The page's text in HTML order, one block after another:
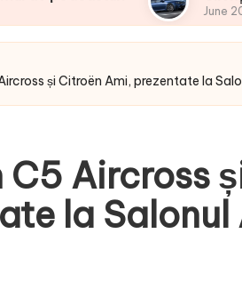
June 20, 2026
și Citroën Ami, prezentate la
Aircross
la Salonul